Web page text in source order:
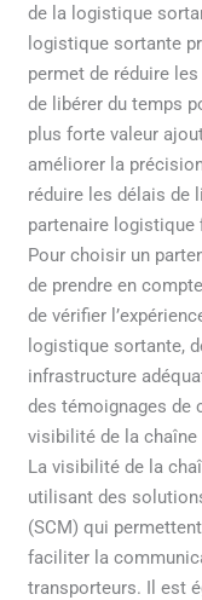
de la logistique
logistique sortante
permet de réduire
de libérer du temps
plus forte valeur
améliorer la
réduire les délais de
partenaire logistique
Pour choisir un
de prendre en
de vérifier
logistique sortante,
infrastructure
des témoignages de
visibilité de la
La visibilité de la
utilisant des
(SCM) qui
faciliter la
transporteurs. Il est